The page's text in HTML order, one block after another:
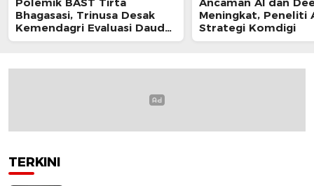
Bhagasasi, Trinusa Desak
Kemendagri Evaluasi Daud
Husin
Meningkat, Peneliti
Strategi Komdigi
TERKINI